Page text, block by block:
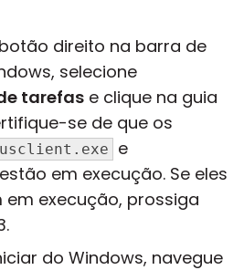
direito na barra de
selecione
tarefas e clique na guia
se de que os
e
estão em execução. Se eles
em execução, prossiga
do Windows, navegue